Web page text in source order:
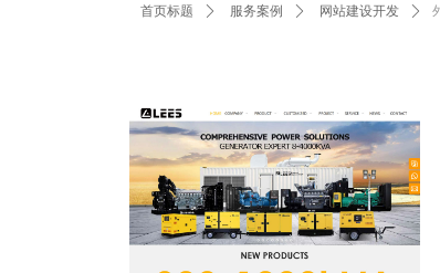
首页标题 ꄲ 服务案例 ꄲ 网站建设开发 ꄲ